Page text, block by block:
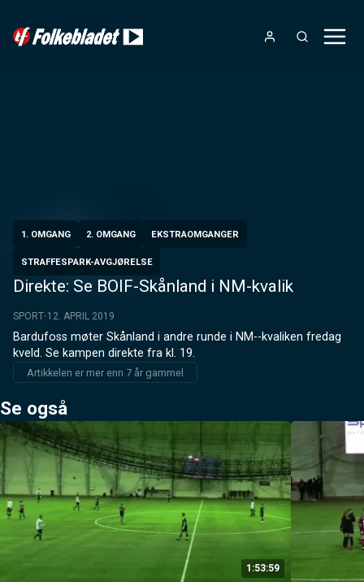
1. OMGANG 2. OMGANG EKSTRAOMGANGER
STRAFFESPARK-AVGJØRELSE
Direkte: Se BOIF-Skånland i NM-kvalik
SPORT 12. APRIL 2019
Bardufoss møter Skånland i andre runde i NM--kvaliken fredag
kveld. Se kampen direkte fra kl. 19.
Artikkelen er mer enn 7 år gammel
Se også
1:53:59